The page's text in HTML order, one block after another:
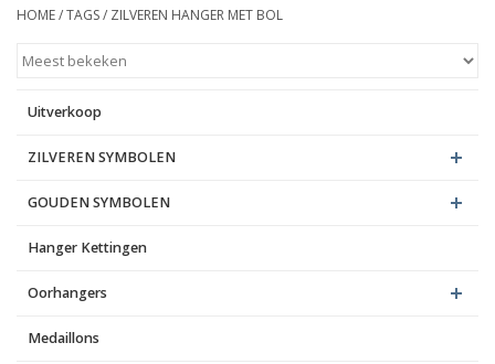
HOME/TAGS/ ZILVEREN HANGER MET BOL
Uitverkoop
ZILVEREN SYMBOLEN
GOUDEN SYMBOLEN
Hanger Kettingen
Oorhangers
Medaillons